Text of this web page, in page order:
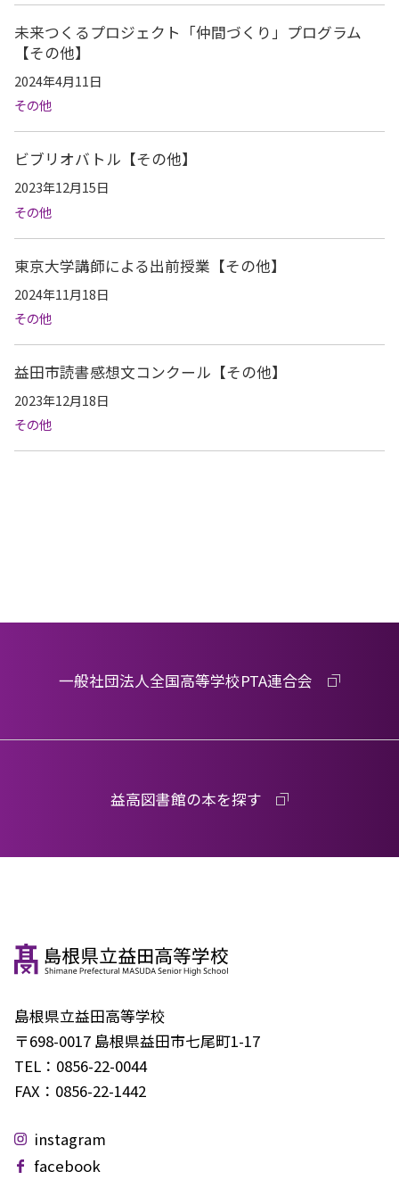
未来つくるプロジェクト「仲間づくり」プログラム
【その他】
2024年4月11日
その他
ビブリオバトル【その他】
2023年12月15日
その他
東京大学講師による出前授業【その他】
2024年11月18日
その他
益田市読書感想文コンクール【その他】
2023年12月18日
その他
一般社団法人全国高等学校PTA連合会
益高図書館の本を探す
島根県立益田高等学校
〒698-0017 島根県益田市七尾町1-17
TEL： 0856-22-0044
FAX： 0856-22-1442
instagram
facebook